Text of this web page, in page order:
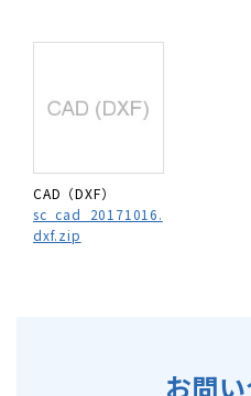
CAD（DXF）
sc_cad_20171016.
dxf.zip
お問